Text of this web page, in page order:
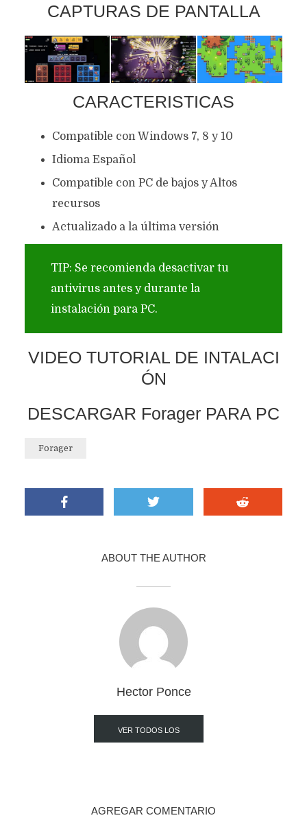
CAPTURAS DE PANTALLA
CARACTERISTICAS
Compatible con Windows 7, 8 y 10
Idioma Español
Compatible con PC de bajos y Altos
recursos
Actualizado a la última versión
TIP: Se recomienda desactivar tu
antivirus antes y durante la
instalación para PC.
VIDEO TUTORIAL DE INTALACI
ÓN
DESCARGAR Forager PARA PC
Forager
ABOUT THE AUTHOR
Hector Ponce
VER TODOS LOS
AGREGAR COMENTARIO